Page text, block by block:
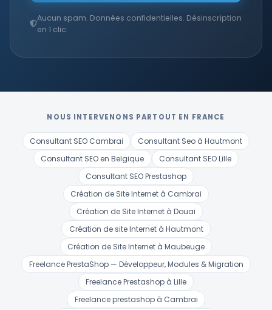
Aucun spam. Données confidentielles. Désinscription
en 1 clic.
NOUS INTERVENONS PARTOUT EN FRANCE
Consultant SEO Cambrai
Consultant Seo à Hautmont
Consultant SEO en Belgique
Consultant SEO Lille
Consultant SEO Prestashop
Création de Site Internet à Cambrai
Création de Site Internet à Douai
Création de site Internet à Hautmont
Création de Site Internet à Maubeuge
Freelance PrestaShop — Développeur, Modules & Migration
Freelance Prestashop à Lille
Freelance prestashop à Cambrai